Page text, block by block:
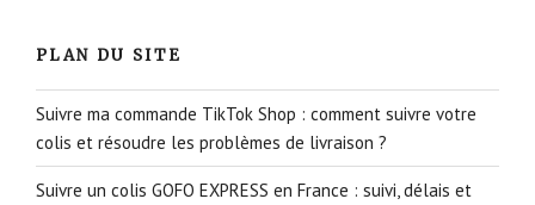
PLAN DU SITE
Suivre ma commande TikTok Shop : comment suivre votre
colis et résoudre les problèmes de livraison ?
Suivre un colis GOFO EXPRESS en France : suivi, délais et